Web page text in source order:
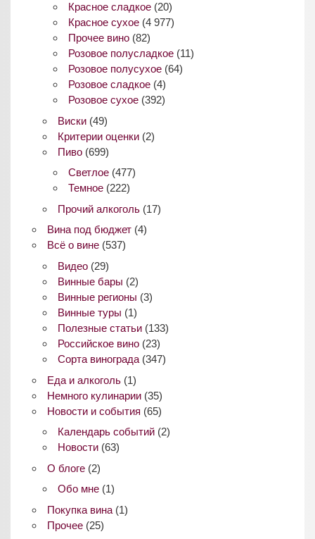
Красное сладкое (20)
Красное сухое (4 977)
Прочее вино (82)
Розовое полусладкое (11)
Розовое полусухое (64)
Розовое сладкое (4)
Розовое сухое (392)
Виски(49)
Критерии оценки(2)
Пиво(699)
Светлое (477)
Темное (222)
Прочий алкоголь(17)
Вина под бюджет(4)
Всё о вине(537)
Видео(29)
Винные бары (2)
Винные регионы (3)
Винные туры (1)
Полезные статьи(133)
Российское вино(23)
Сорта винограда(347)
Еда и алкоголь(1)
Немного кулинарии(35)
Новости и события (65)
Календарь событий(2)
Новости(63)
О блоге(2)
Обо мне(1)
Покупка вина(1)
Прочее(25)